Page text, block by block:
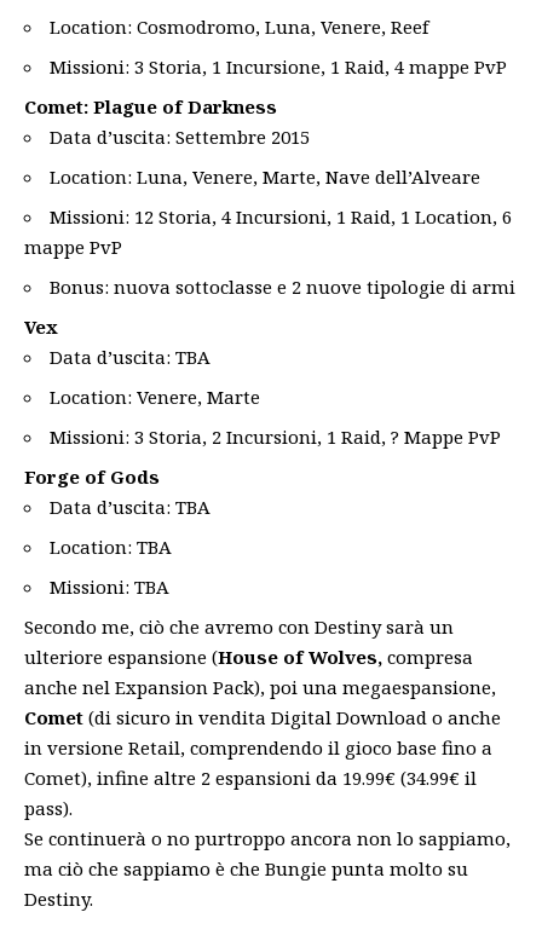
Location: Cosmodromo, Luna, Venere, Reef
Missioni: 3 Storia, 1 Incursione, 1 Raid, 4 mappe PvP
Comet: Plague of Darkness
Data d’uscita: Settembre 2015
Location: Luna, Venere, Marte, Nave dell’Alveare
Missioni: 12 Storia, 4 Incursioni, 1 Raid, 1 Location, 6
mappe PvP
Bonus: nuova sottoclasse e 2 nuove tipologie di armi
Vex
Data d’uscita: TBA
Location: Venere, Marte
Missioni: 3 Storia, 2 Incursioni, 1 Raid, ? Mappe PvP
Forge of Gods
Data d’uscita: TBA
Location: TBA
Missioni: TBA
Secondo me, ciò che avremo con Destiny sarà un
ulteriore espansione (House of Wolves, compresa
anche nel Expansion Pack), poi una megaespansione,
Comet (di sicuro in vendita Digital Download o anche
in versione Retail, comprendendo il gioco base fino a
Comet), infine altre 2 espansioni da 19.99€ (34.99€ il
pass).
Se continuerà o no purtroppo ancora non lo sappiamo,
ma ciò che sappiamo è che Bungie punta molto su
Destiny.